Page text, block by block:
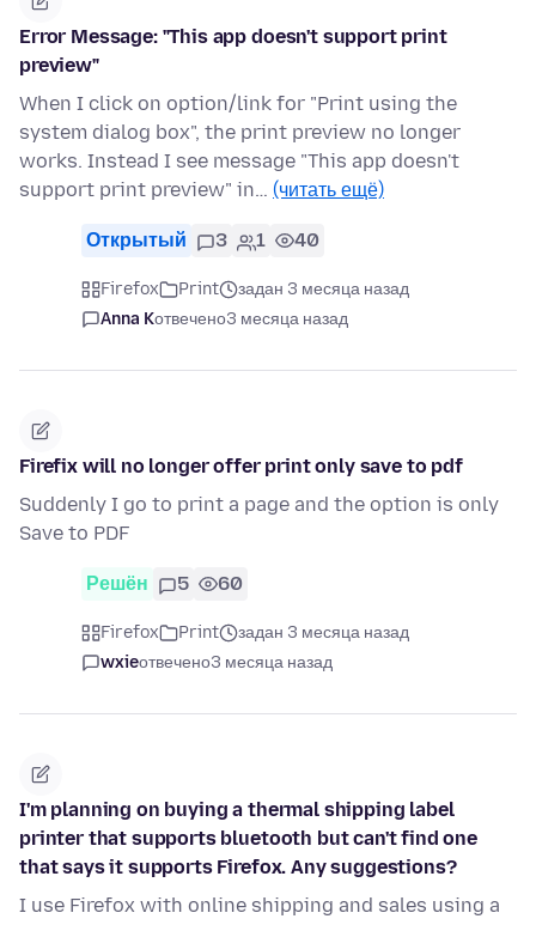
Error Message: "This app doesn't support print
preview"
When I click on option/link for "Print using the
system dialog box", the print preview no longer
works. Instead I see message "This app doesn't
support print preview" in… (читать ещё)
Открытый 3 1 40
Firefox Print
задан 3 месяца назад
Anna Kотвечено3 месяца назад
Firefix will no longer offer print only save to pdf
Suddenly I go to print a page and the option is only
Save to PDF
Решён 5 60
Firefox Print
задан 3 месяца назад
wxieотвечено3 месяца назад
I'm planning on buying a thermal shipping label
printer that supports bluetooth but can't find one
that says it supports Firefox. Any suggestions?
I use Firefox with online shipping and sales using a